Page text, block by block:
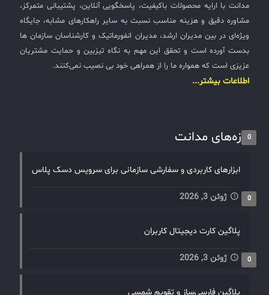
مدانت با ارایه محصولات باکیفیت، پاسخگویی آنلاین، پشتیبانی متمرکز،
مشاوره دقیق و هزینه مناسب نسبت به سایر راهکارهای مشابه، جایگاه
ویژه‌ای در بین مدیران ارشد، مدیران انفورماتیک و کارشناسان سازمان ها
بدست آورده است و تحقق این مهم به نگاه تیزبین و حمایت مشتریان
عزیزی است که همواره ما را از همراهی خود بی نصیب نمی‌کنند.
اطلاعات بیشتر...
تازه‌های مدانت0
ابزارهای کاربردی و سفارشی سازمانی برای سرویس دسک پلاس
ژوئن 3, 2026 0
پلاگین کارت دیجیتال کاربران
ژوئن 3, 2026 0
پلاگین فارسی‌ساز و تقویم شمسی